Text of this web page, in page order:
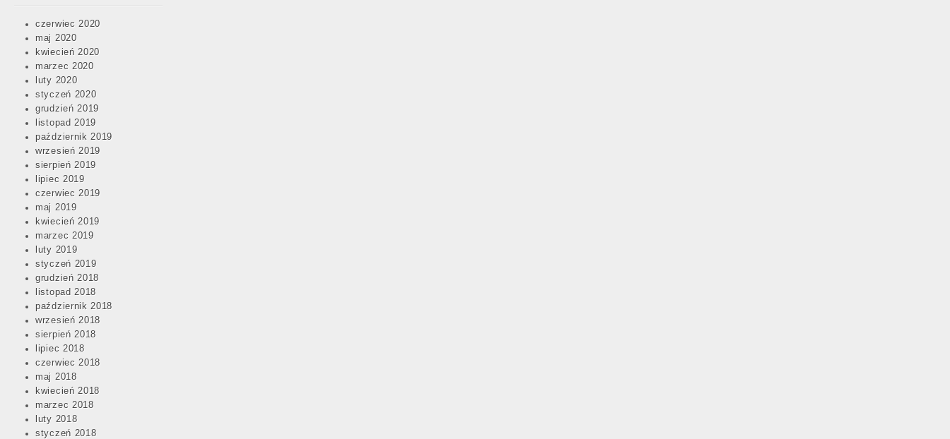
czerwiec 2020
maj 2020
kwiecień 2020
marzec 2020
luty 2020
styczeń 2020
grudzień 2019
listopad 2019
październik 2019
wrzesień 2019
sierpień 2019
lipiec 2019
czerwiec 2019
maj 2019
kwiecień 2019
marzec 2019
luty 2019
styczeń 2019
grudzień 2018
listopad 2018
październik 2018
wrzesień 2018
sierpień 2018
lipiec 2018
czerwiec 2018
maj 2018
kwiecień 2018
marzec 2018
luty 2018
styczeń 2018